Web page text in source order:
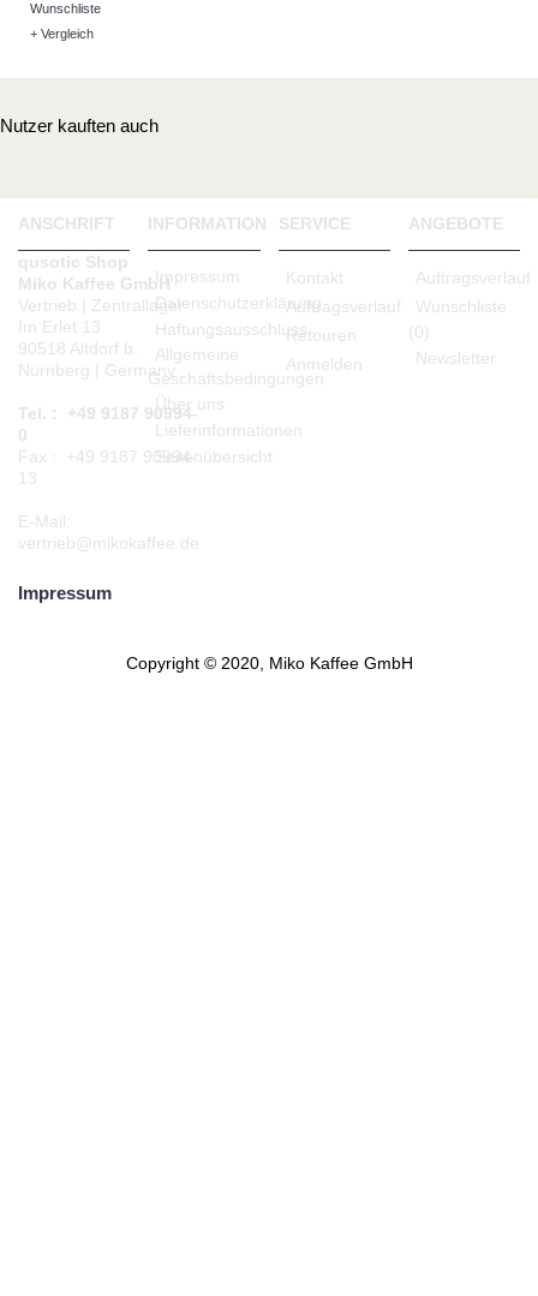
Wunschliste
+ Vergleich
Nutzer kauften auch
ANSCHRIFT
qusotic Shop
Miko Kaffee GmbH
Vertrieb | Zentrallager
Im Erlet 13
90518 Altdorf b.
Nürnberg | Germany
Tel. : +49 9187 90994-
0
Fax : +49 9187 90994-
13
E-Mail:
vertrieb@mikokaffee.de
INFORMATION
Impressum
Datenschutzerklärung
Haftungsausschluss
Allgemeine
Geschäftsbedingungen
Über uns
Lieferinformationen
Seitenübersicht
SERVICE
Kontakt
Auftragsverlauf
Retouren
Anmelden
ANGEBOTE
Auftragsverlauf
Wunschliste
(0)
Newsletter
Impressum
Copyright © 2020, Miko Kaffee GmbH